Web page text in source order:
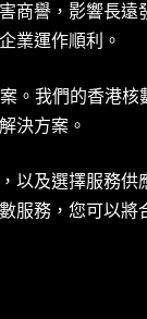
商譽，影響長
業運作順利。
。我們的香港
決方案。
以及選擇服務
服務，您可以將